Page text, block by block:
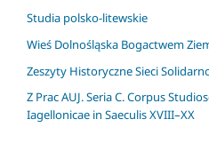
Studia polsko-litewskie
Wieś Dolnośląska Bogactwem
Zeszyty Historyczne Sieci
Z Prac AUJ. Seria C. Corpus
Iagellonicae in Saeculis XVIII–XX